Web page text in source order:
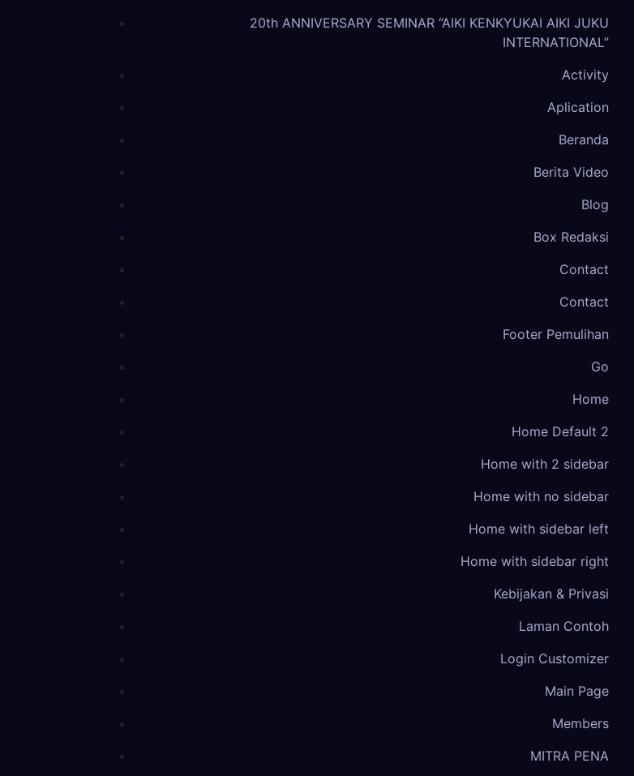
20th ANNIVERSARY SEMINAR “AIKI KENKYUKAI AIKI JUKU
INTERNATIONAL”
Activity
Aplication
Beranda
Berita Video
Blog
Box Redaksi
Contact
Contact
Footer Pemulihan
Go
Home
Home Default 2
Home with 2 sidebar
Home with no sidebar
Home with sidebar left
Home with sidebar right
Kebijakan & Privasi
Laman Contoh
Login Customizer
Main Page
Members
MITRA PENA